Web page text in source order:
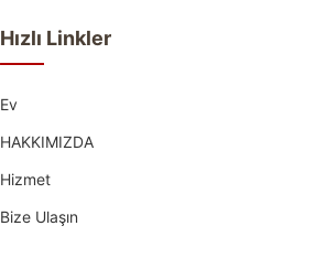
Hızlı Linkler
Ev
HAKKIMIZDA
Hizmet
Bize Ulaşın